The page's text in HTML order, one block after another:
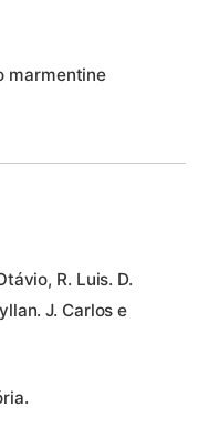
marmentine
R. Luis. D.
J. Carlos e